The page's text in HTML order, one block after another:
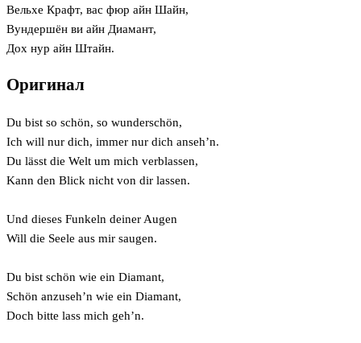
Вельхе Крафт, вас фюр айн Шайн,
Вундершён ви айн Диамант,
Дох нур айн Штайн.
Оригинал
Du bist so schön, so wunderschön,
Ich will nur dich, immer nur dich anseh’n.
Du lässt die Welt um mich verblassen,
Kann den Blick nicht von dir lassen.
Und dieses Funkeln deiner Augen
Will die Seele aus mir saugen.
Du bist schön wie ein Diamant,
Schön anzuseh’n wie ein Diamant,
Doch bitte lass mich geh’n.